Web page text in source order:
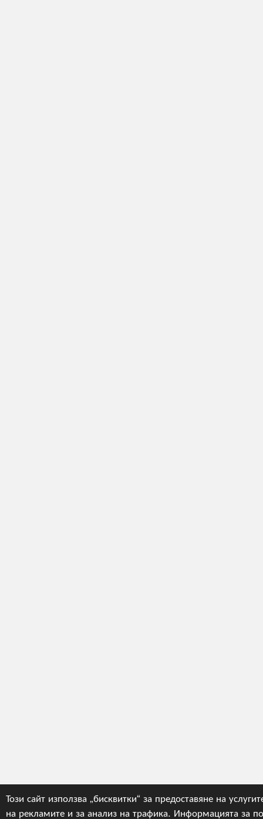
Този сайт използва „бисквитки“ за предоставяне на
на рекламите и за анализ на трафика. Информацията за